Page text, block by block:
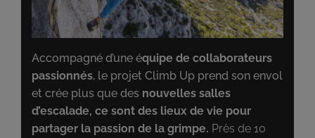
Accompagné d’une équipe de collaborateurs
passionnés, le projet Climb Up prend son envol
et crée plus que des nouvelles salles
d’escalade, ce sont des lieux de vie pour
partager la passion de la grimpe. Près de 10